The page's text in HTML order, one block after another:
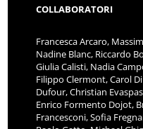
COLLABORATORI
Francesca Arcaro,
Nadine Blanc, Riccardo
Giulia Calisti, Nadia
Filippo Clermont, Carol
Dufour, Christian
Enrico Formento Dojot,
Francesconi, Sofia